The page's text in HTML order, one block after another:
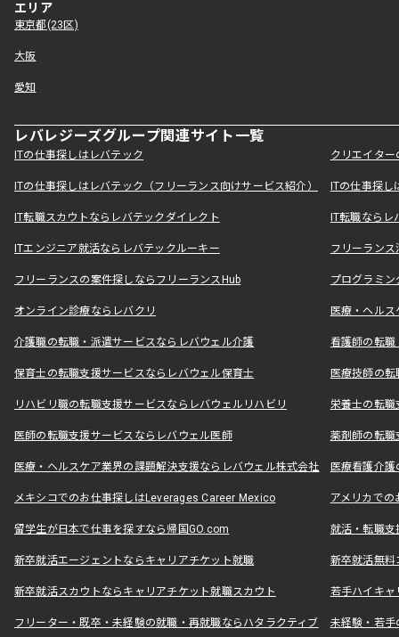
エリア
東京都(23区)
大阪
愛知
レバレジーズグループ関連サイト一覧
ITの仕事探しはレバテック クリエイタ
ITの仕事探しはレバテック（フリーランス向けサービス紹介） ITの仕事探
IT転職スカウトならレバテックダイレクト IT転職なら
ITエンジニア就活ならレバテックルーキー フリーラン
フリーランスの案件探しならフリーランスHub プログラミ
オンライン診療ならレバクリ 医療・ヘル
介護職の転職・派遣サービスならレバウェル介護 看護師の転
保育士の転職支援サービスならレバウェル保育士 医療技師の
リハビリ職の転職支援サービスならレバウェルリハビリ 栄養士の転
医師の転職支援サービスならレバウェル医師 薬剤師の転
医療・ヘルスケア業界の課題解決支援ならレバウェル株式会社 医療看護介
メキシコでのお仕事探しはLeverages Career Mexico アメリカで
留学生が日本で仕事を探すなら帰国GO.com 就活・転職
新卒就活エージェントならキャリアチケット就職 新卒就活無料
新卒就活スカウトならキャリアチケット就職スカウト 若手ハイキ
フリーター・既卒・未経験の就職・再就職ならハタラクティブ 未経験・若手